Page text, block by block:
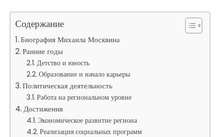
Содержание
Биография Михаила Москвина
Ранние годы
Детство и юность
Образование и начало карьеры
Политическая деятельность
Работа на региональном уровне
Достижения
Экономическое развитие региона
Реализация социальных программ